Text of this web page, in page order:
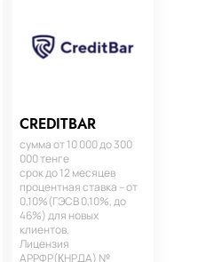
CREDITBAR
сумма от 10 000 до 300
000 тенге
срок до 12 месяцев
процентная ставка – от
0,10%(ГЭСВ 0,10%, до
46%) для новых
клиентов.
Лицензия
АРРФР(ҚНРДА) №